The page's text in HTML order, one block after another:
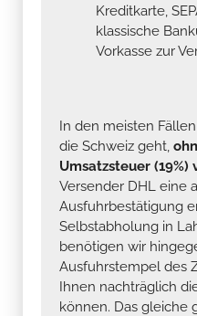
Kreditkarte,
klassische
Vorkasse zur
In den meisten
die Schweiz geht,
Umsatzsteuer (19%)
Versender DHL eine
Ausfuhrbestätigung
Selbstabholung in
benötigen wir
Ausfuhrstempel des
Ihnen nachträglich
können. Das gleiche